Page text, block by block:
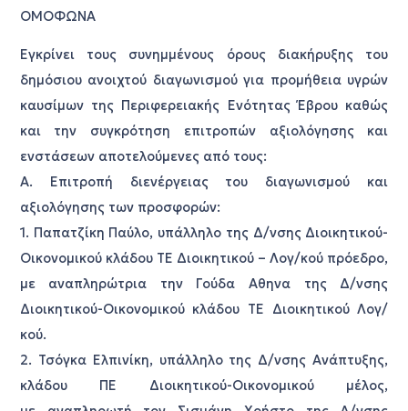
ΟΜΟΦΩΝΑ
Εγκρίνει τους συνημμένους όρους διακήρυξης του
δημόσιου ανοιχτού διαγωνισμού για προμήθεια υγρών
καυσίμων της Περιφερειακής Ενότητας Έβρου καθώς
και την συγκρότηση επιτροπών αξιολόγησης και
ενστάσεων αποτελούμενες από τους:
Α. Επιτροπή διενέργειας του διαγωνισμού και
αξιολόγησης των προσφορών:
1. Παπατζίκη Παύλο, υπάλληλο της Δ/νσης Διοικητικού-
Οικονομικού κλάδου ΤΕ Διοικητικού – Λογ/κού πρόεδρο,
με αναπληρώτρια την Γούδα Αθηνα της Δ/νσης
Διοικητικού-Οικονομικού κλάδου ΤΕ Διοικητικού Λογ/
κού.
2. Τσόγκα Ελπινίκη, υπάλληλο της Δ/νσης Ανάπτυξης,
κλάδου ΠΕ Διοικητικού-Οικονομικού μέλος,